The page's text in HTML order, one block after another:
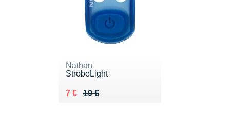
Nathan
StrobeLight
10 €
Au lieu de 10 €
7 €
Vendu 7 €